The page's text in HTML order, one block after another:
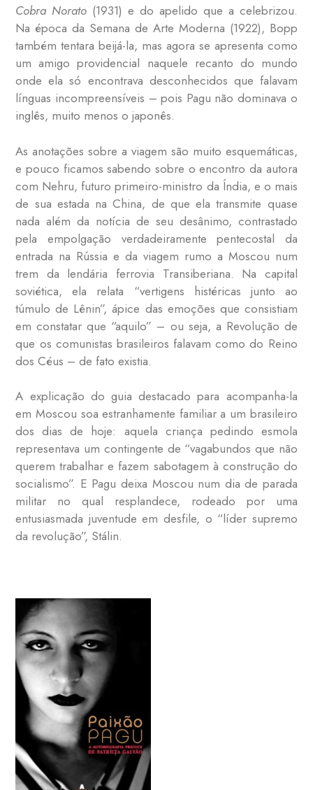
Cobra Norato (1931) e do apelido que a celebrizou.
Na época da Semana de Arte Moderna (1922), Bopp
também tentara beijá-la, mas agora se apresenta como
um amigo providencial naquele recanto do mundo
onde ela só encontrava desconhecidos que falavam
línguas incompreensíveis – pois Pagu não dominava o
inglês, muito menos o japonês.
As anotações sobre a viagem são muito esquemáticas,
e pouco ficamos sabendo sobre o encontro da autora
com Nehru, futuro primeiro-ministro da Índia, e o mais
de sua estada na China, de que ela transmite quase
nada além da notícia de seu desânimo, contrastado
pela empolgação verdadeiramente pentecostal da
entrada na Rússia e da viagem rumo a Moscou num
trem da lendária ferrovia Transiberiana. Na capital
soviética, ela relata “vertigens histéricas junto ao
túmulo de Lênin”, ápice das emoções que consistiam
em constatar que “aquilo” – ou seja, a Revolução de
que os comunistas brasileiros falavam como do Reino
dos Céus – de fato existia.
A explicação do guia destacado para acompanha-la
em Moscou soa estranhamente familiar a um brasileiro
dos dias de hoje: aquela criança pedindo esmola
representava um contingente de “vagabundos que não
querem trabalhar e fazem sabotagem à construção do
socialismo”. E Pagu deixa Moscou num dia de parada
militar no qual resplandece, rodeado por uma
entusiasmada juventude em desfile, o “líder supremo
da revolução”, Stálin.